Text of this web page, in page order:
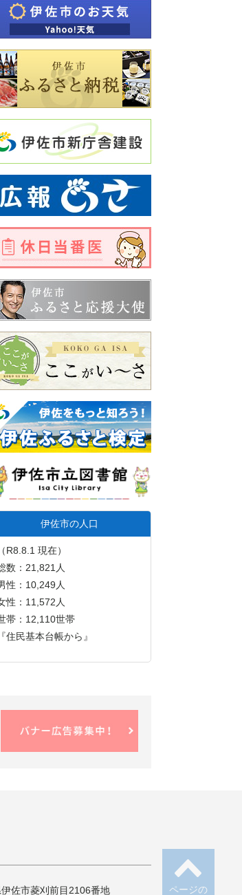
伊佐市の人口
（R8.8.1 現在）
数：21,821人
性：10,249人
性：11,572人
帯：12,110世帯
『住民基本台帳から』
ページの
佐市菱刈前目2106番地